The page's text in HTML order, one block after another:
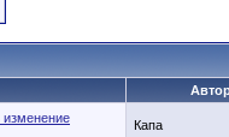
изменение
Капа